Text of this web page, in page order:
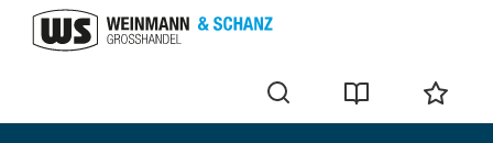
Kit d´embouts